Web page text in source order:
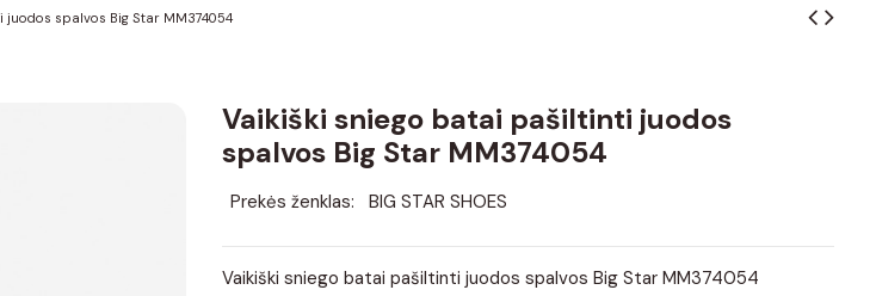
spalvos Big Star MM374054
Vaikiški sniego batai pašiltinti juodos
spalvos Big Star MM374054
Prekės ženklas: BIG STAR SHOES
Vaikiški sniego batai pašiltinti juodos spalvos Big Star MM374054